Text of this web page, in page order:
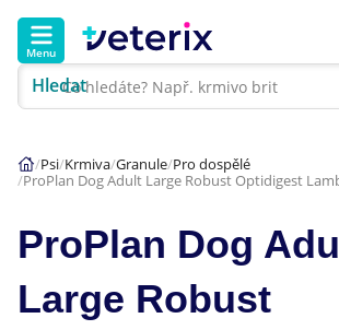
Menu
Hledat
Hlavní kategorie
Akce
Psi Krmiva Granule Pro dospělé
ProPlan Dog Adult Large Robust Optidigest
ProPlan Dog
Large Robust